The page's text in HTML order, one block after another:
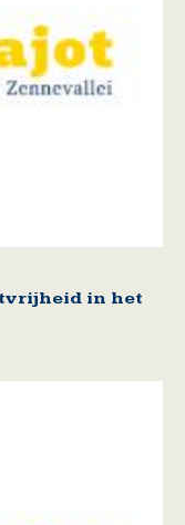
in het